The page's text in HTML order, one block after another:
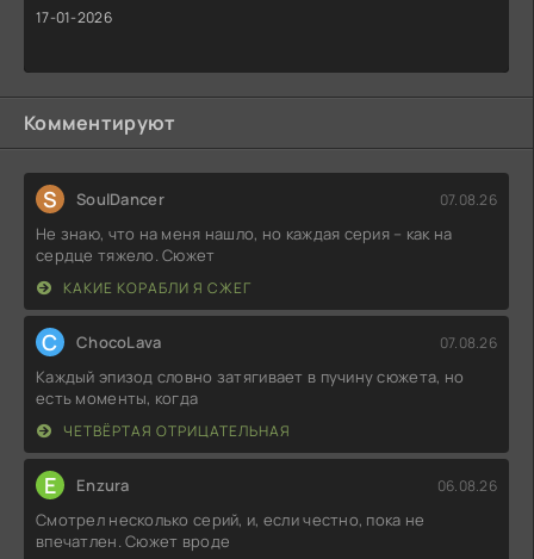
17-01-2026
Комментируют
S SoulDancer 07.08.26
Не знаю, что на меня нашло, но каждая серия – как на
сердце тяжело. Сюжет
КАКИЕ КОРАБЛИ Я СЖЕГ
C ChocoLava 07.08.26
Каждый эпизод словно затягивает в пучину сюжета, но
есть моменты, когда
ЧЕТВЁРТАЯ ОТРИЦАТЕЛЬНАЯ
E Enzura 06.08.26
Смотрел несколько серий, и, если честно, пока не
впечатлен. Сюжет вроде